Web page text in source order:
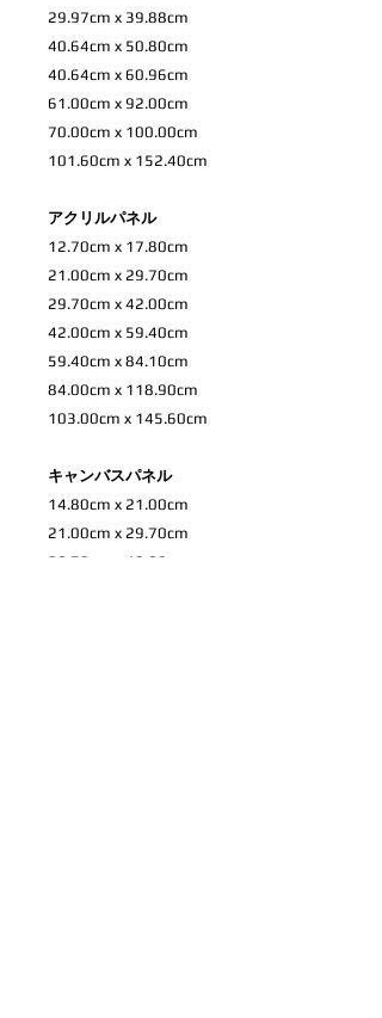
29.97cm x 39.88cm
40.64cm x 50.80cm
40.64cm x 60.96cm
61.00cm x 92.00cm
70.00cm x 100.00cm
101.60cm x 152.40cm
アクリルパネル
12.70cm x 17.80cm
21.00cm x 29.70cm
29.70cm x 42.00cm
42.00cm x 59.40cm
59.40cm x 84.10cm
84.00cm x 118.90cm
103.00cm x 145.60cm
キャンバスパネル
14.80cm x 21.00cm
21.00cm x 29.70cm
29.70cm x 42.00cm